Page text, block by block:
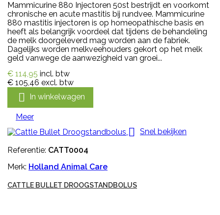
Mammicurine 880 Injectoren 50st bestrijdt en voorkomt
chronische en acute mastitis bij rundvee. Mammicurine
880 mastitis injectoren is op homeopathische basis en
heeft als belangrijk voordeel dat tijdens de behandeling
de melk doorgeleverd mag worden aan de fabriek.
Dagelijks worden melkveehouders gekort op het melk
geld vanwege de aanwezigheid van groei...
€ 114,95 incl. btw
€ 105,46 excl. btw
 In winkelwagen
Meer

Snel bekijken
Referentie: CATT0004
Merk: Holland Animal Care
CATTLE BULLET DROOGSTANDBOLUS